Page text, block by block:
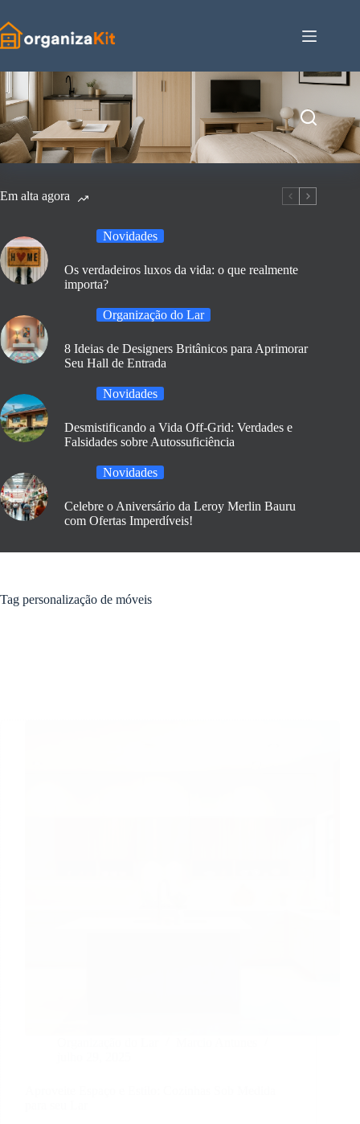
para
o
conteúdo
Em alta agora
Novidades
Os verdadeiros luxos da vida: o que realmente
importa?
Organização do Lar
8 Ideias de Designers Britânicos para Aprimorar
Seu Hall de Entrada
Novidades
Desmistificando a Vida Off-Grid: Verdades e
Falsidades sobre Autossuficiência
Novidades
Celebre o Aniversário da Leroy Merlin Bauru
com Ofertas Imperdíveis!
Tag personalização de móveis